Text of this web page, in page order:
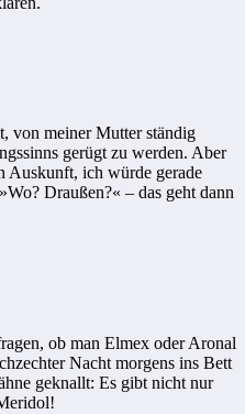
von meiner Mutter ständig
gerügt zu werden. Aber
Auskunft, ich würde gerade
Draußen?« – das geht dann
ob man Elmex oder Aronal
Nacht morgens ins Bett
geknallt: Es gibt nicht nur